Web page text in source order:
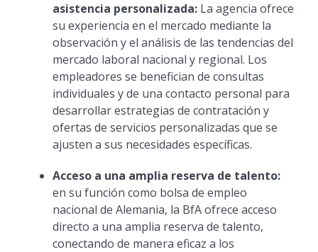
asistencia personalizada:La agencia ofrece
su experiencia en el mercado mediante la
observación y el análisis de las tendencias del
mercado laboral nacional y regional. Los
empleadores se benefician de consultas
individuales y de una contacto personal para
desarrollar estrategias de contratación y
ofertas de servicios personalizadas que se
ajusten a sus necesidades específicas.
Acceso a una amplia reserva de talento:
en su función como bolsa de empleo
nacional de Alemania, la BfA ofrece acceso
directo a una amplia reserva de talento,
conectando de manera eficaz a los